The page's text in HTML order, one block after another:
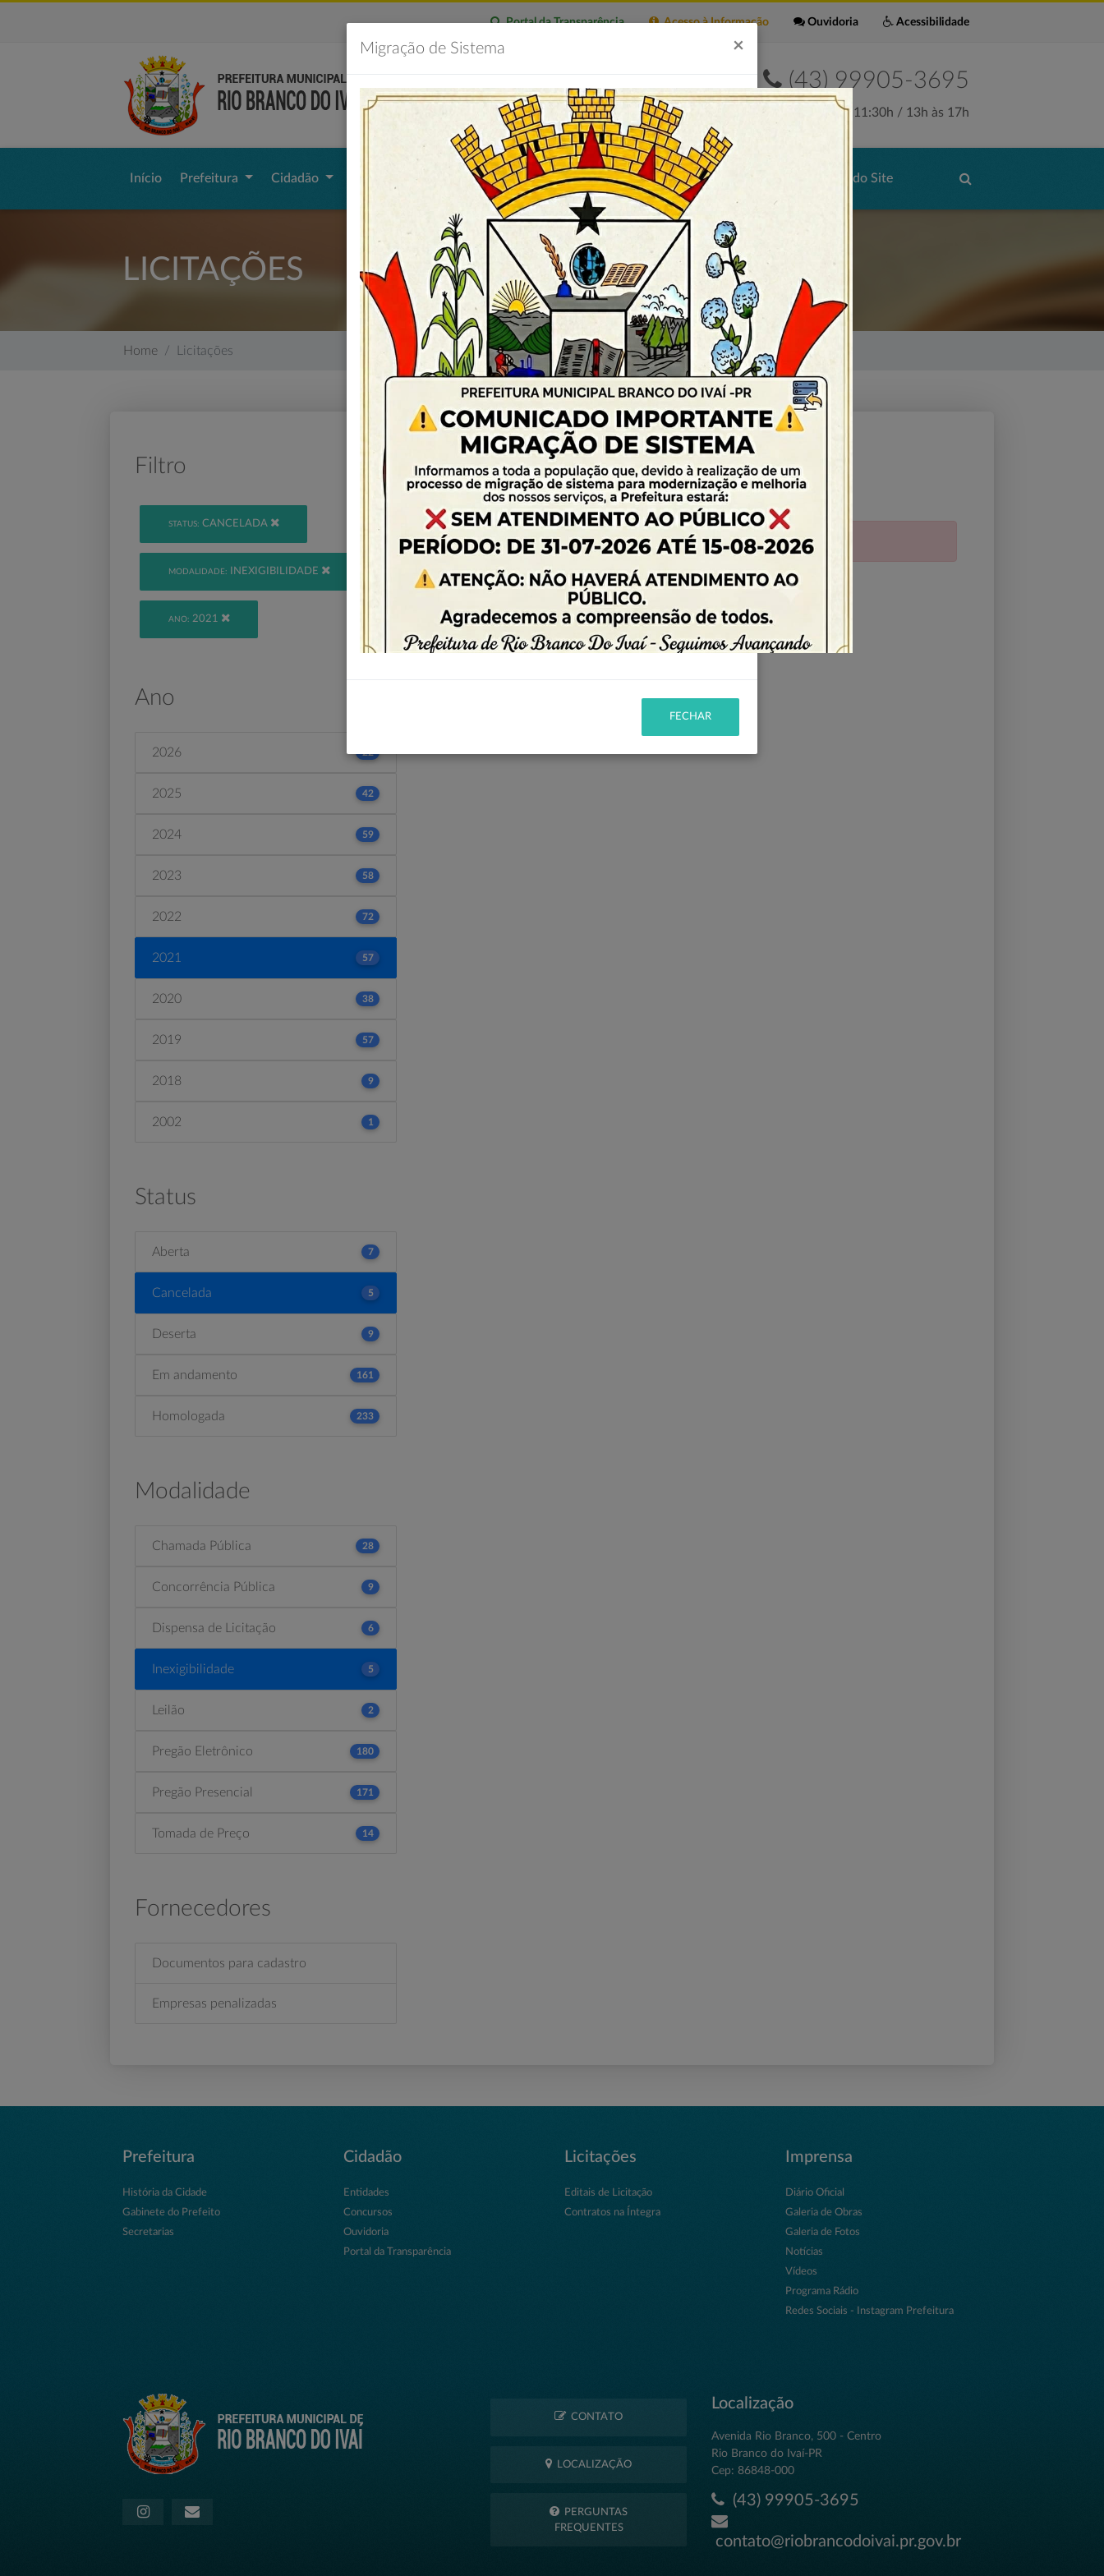
Acessibilidade
Ouvidoria
Acesso à Informação
Portal da Transparência
(43) 99905-3695
Seg. a Sex. 7:30h às 11:30h / 13h às 17h
Início Prefeitura Cidadão Imprensa Servidor Contatos Portal de Serviços Mapa do Site
LICITAÇÕES
Home Licitações
Filtro
STATUS: CANCELADA
MODALIDADE: INEXIGIBILIDADE
ANO: 2021
Ano
2026 22
2025 42
2024 59
2023 58
2022 72
2021 57
2020 38
2019 57
2018 9
2002 1
Status
Aberta 7
Cancelada 5
Deserta 9
Em andamento 161
Homologada 233
Modalidade
Chamada Pública 28
Concorrência Pública 9
Dispensa de Licitação 6
Inexigibilidade 5
Leilão 2
Pregão Eletrônico 180
Pregão Presencial 171
Tomada de Preço 14
Fornecedores
Documentos para cadastro
Empresas penalizadas
PESQUISA AVANÇADA
Nenhum elemento encontrado.
Migração de Sistema ×
FECHAR
Prefeitura
História da Cidade
Gabinete do Prefeito
Secretarias
Cidadão
Entidades
Concursos
Ouvidoria
Portal da Transparência
Licitações
Editais de Licitação
Contratos na Íntegra
Imprensa
Diário Oficial
Galeria de Obras
Galeria de Fotos
Notícias
Vídeos
Programa Rádio
Redes Sociais - Instagram Prefeitura
CONTATO
LOCALIZAÇÃO
PERGUNTAS
FREQUENTES
Localização
Avenida Rio Branco, 500 - Centro
Rio Branco do Ivaí-PR
Cep: 86848-000
(43) 99905-3695
contato@riobrancodoivai.pr.gov.br